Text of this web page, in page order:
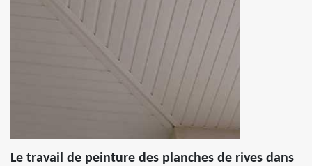
Le travail de peinture des planches de rives dans